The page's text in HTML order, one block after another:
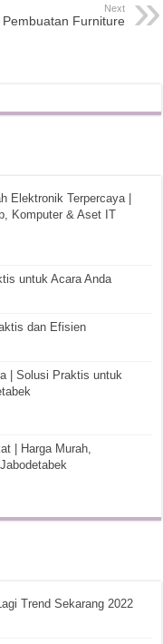
Next
Pembuatan Furniture
Elektronik Terpercaya |
Komputer & Aset IT
untuk Acara Anda
dan Efisien
| Solusi Praktis untuk
| Harga Murah,
Trend Sekarang 2022